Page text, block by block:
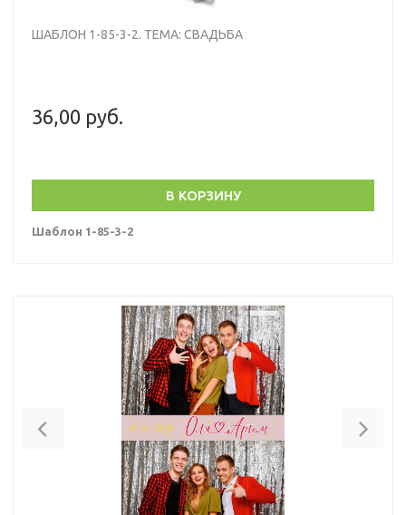
ШАБЛОН 1-85-3-2. ТЕМА: СВАДЬБА
36,00 руб.
В КОРЗИНУ
Шаблон 1-85-3-2